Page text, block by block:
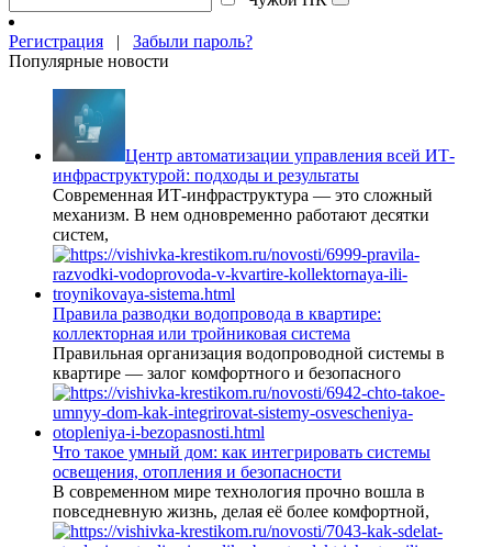
Регистрация | Забыли пароль?
Популярные новости
Центр автоматизации управления всей ИТ-
инфраструктурой: подходы и результаты
Современная ИТ-инфраструктура — это сложный
механизм. В нем одновременно работают десятки
систем,
Правила разводки водопровода в квартире:
коллекторная или тройниковая система
Правильная организация водопроводной системы в
квартире — залог комфортного и безопасного
Что такое умный дом: как интегрировать системы
освещения, отопления и безопасности
В современном мире технология прочно вошла в
повседневную жизнь, делая её более комфортной,